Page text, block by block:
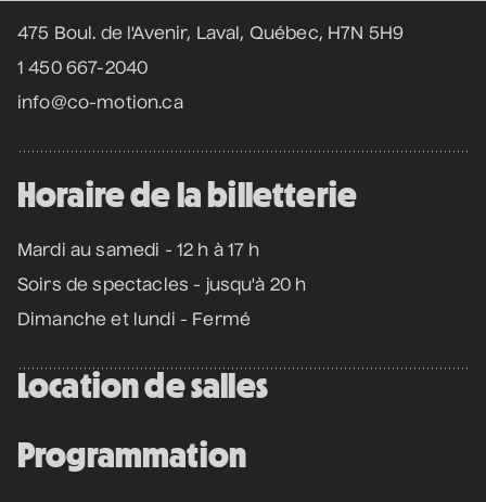
Rodage
10 septembre 2026
• Demande spéciale
10 septembre 2026• 19 h 30
Station culturelle Momo
Gratuit
Programmation complète
475 Boul. de l'Avenir, Laval, Québec, H7N 5H9
1 450 667-2040
info@co-motion.ca
Horaire de la billetterie
Mardi au samedi - 12 h à 17 h
Soirs de spectacles - jusqu'à 20 h
Dimanche et lundi - Fermé
Location de salles
Programmation